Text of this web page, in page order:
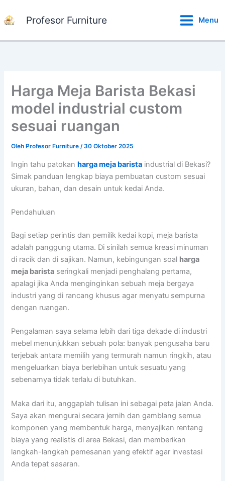
ke
Profesor Furniture Menu
Harga Meja Barista Bekasi
model industrial custom
sesuai ruangan
Oleh Profesor Furniture/30 Oktober 2025
Ingin tahu patokanharga meja barista industrial di Bekasi?
Simak panduan lengkap biaya pembuatan custom sesuai
ukuran, bahan, dan desain untuk kedai Anda.
Pendahuluan
Bagi setiap perintis dan pemilik kedai kopi, meja barista
adalah panggung utama. Di sinilah semua kreasi minuman
di racik dan di sajikan. Namun, kebingungan soal harga
meja barista seringkali menjadi penghalang pertama,
apalagi jika Anda menginginkan sebuah meja bergaya
industri yang di rancang khusus agar menyatu sempurna
dengan ruangan.
Pengalaman saya selama lebih dari tiga dekade di industri
mebel menunjukkan sebuah pola: banyak pengusaha baru
terjebak antara memilih yang termurah namun ringkih, atau
mengeluarkan biaya berlebihan untuk sesuatu yang
sebenarnya tidak terlalu di butuhkan.
Maka dari itu, anggaplah tulisan ini sebagai peta jalan Anda.
Saya akan mengurai secara jernih dan gamblang semua
komponen yang membentuk harga, menyajikan rentang
biaya yang realistis di area Bekasi, dan memberikan
langkah-langkah pemesanan yang efektif agar investasi
Anda tepat sasaran.